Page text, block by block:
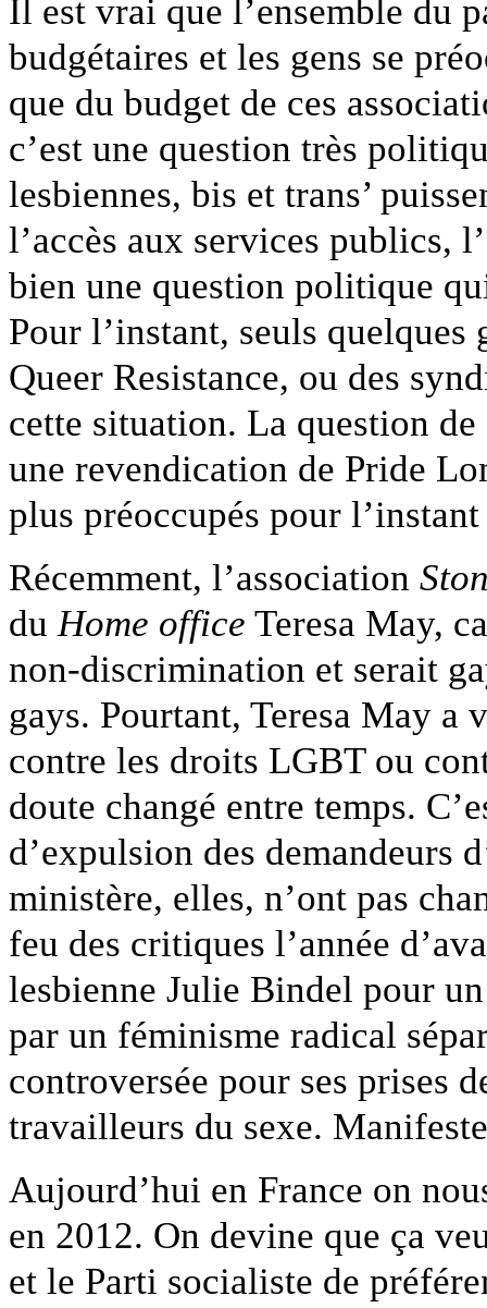
Il est vrai que l’ensemble du
budgétaires et les gens se
que du budget de ces
c’est une question très
lesbiennes, bis et trans’
l’accès aux services publics,
bien une question politique
Pour l’instant, seuls
Queer Resistance, ou des
cette situation. La question de
une revendication de Pride
plus préoccupés pour
Récemment, l’association
du Home office Teresa May,
non-discrimination et serait
gays. Pourtant, Teresa May a
contre les droits LGBT ou
doute changé entre temps.
d’expulsion des demandeurs
ministère, elles, n’ont pas
feu des critiques l’année
lesbienne Julie Bindel pour
par un féminisme radical
controversée pour ses prises
travailleurs du sexe.
Aujourd’hui en France on
en 2012. On devine que ça
et le Parti socialiste de